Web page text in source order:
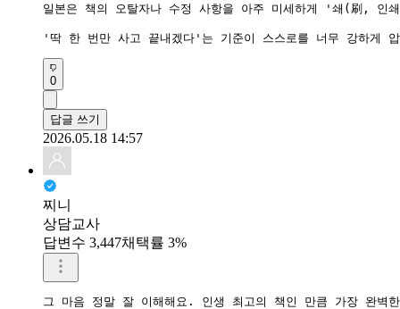
일본은 책의 오탈자나 수정 사항을 아주 미세하게 '쇄(刷, 인
'딱 한 번만 사고 끝내겠다'는 기준이 스스로를 너무 강하게
0
답글 쓰기
2026.05.18 14:57
찌니
상담교사
답변수 3,447채택률 3%
그 마음 정말 잘 이해해요. 인생 최고의 책인 만큼 가장 완벽